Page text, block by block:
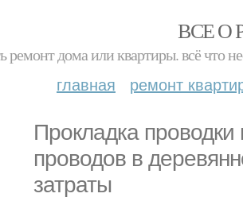
ВСЕ О
ремонт дома или квартиры. всё что
главная ремонт
Прокладка
проводов в
затраты